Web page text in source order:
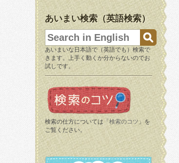
あいまい検索（英語検索）
あいまいな日本語で（英語でも）検索で
きます。上手く動くか分からないのでお
試しです。
検索の仕方については「 検索のコツ 」を
ご覧ください。